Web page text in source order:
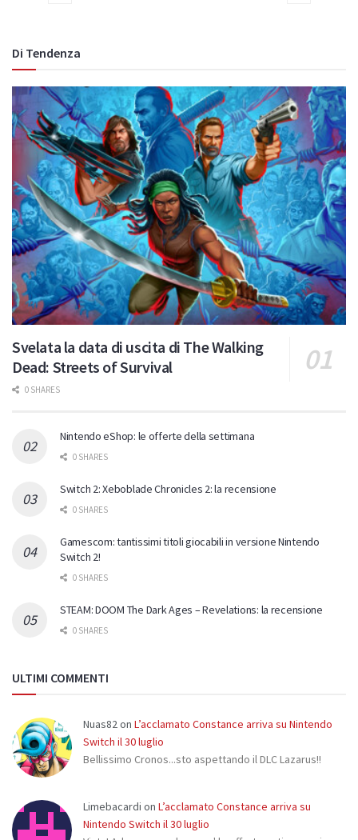
Di Tendenza
Svelata la data di uscita di The Walking
Dead: Streets of Survival
0 SHARES
Nintendo eShop: le offerte della settimana
0 SHARES
Switch 2: Xeboblade Chronicles 2: la recensione
0 SHARES
Gamescom: tantissimi titoli giocabili in versione Nintendo
Switch 2!
0 SHARES
STEAM: DOOM The Dark Ages – Revelations: la recensione
0 SHARES
ULTIMI COMMENTI
Nuas82on L’acclamato Constance arriva su Nintendo
Switch il 30 luglio
Bellissimo Cronos...sto aspettando il DLC Lazarus!!
Limebacardi on L’acclamato Constance arriva su
Nintendo Switch il 30 luglio